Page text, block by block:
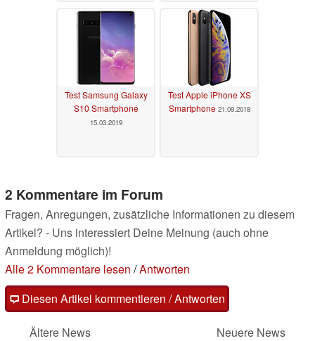
25.12.2019
Test Samsung Galaxy
S10 Smartphone
15.03.2019
Test Apple iPhone XS
Smartphone 21.09.2018
2 Kommentare im Forum
Fragen, Anregungen, zusätzliche Informationen zu diesem
Artikel? - Uns interessiert Deine Meinung (auch ohne
Anmeldung möglich)!
Alle 2 Kommentare lesen /Antworten
Diesen Artikel kommentieren / Antworten
Ältere News
Neuere News